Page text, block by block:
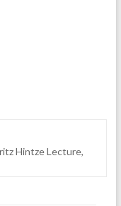
Hintze Lecture,